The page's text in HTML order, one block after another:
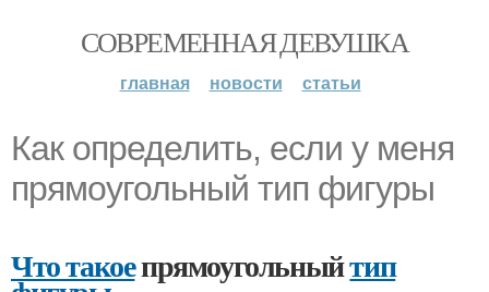
СОВРЕМЕННАЯ ДЕВУШКА
главная новости статьи
Как определить, если у меня
прямоугольный тип фигуры
Что такоепрямоугольныйтип